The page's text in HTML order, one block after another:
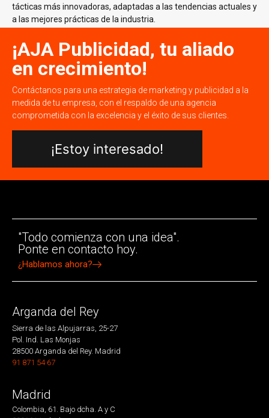
tácticas más innovadoras, adaptadas a las tendencias actuales y
a las mejores prácticas de la industria.
¡AJA Publicidad, tu aliado
en crecimiento!
Contáctanos para una estrategia de marketing y publicidad a la
medida de tu empresa, con el respaldo de una agencia
comprometida con la excelencia y el éxito de sus clientes.
¡Estoy interesado!
"Todo comienza con una idea".
Ponte en contacto hoy.
¿Hablamos ahora?
Arganda del Rey
Sierra de las Alpujarras, 25-27
Pol. Ind. Las Monjas
28500 Arganda del Rey. Madrid
91 871 54 67
Madrid
Colombia, 61. Bajo dcha. A y C